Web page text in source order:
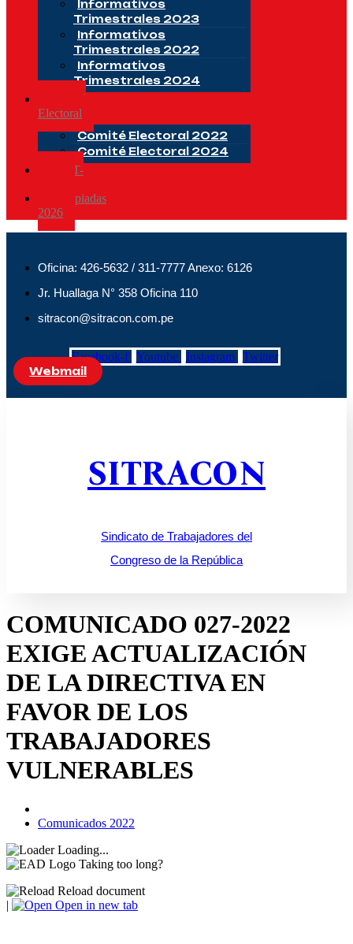
Informativos
Trimestrales 2023
Informativos
Trimestrales 2022
Informativos
Trimestrales 2024
Comité
Electoral
Comité Electoral 2022
Comité Electoral 2024
CSST-
Olimpiadas
2026
Oficina: 426-5632 / 311-7777 Anexo: 6126
Jr. Huallaga N° 358 Oficina 110
sitracon@sitracon.com.pe
Facebook-f Youtube Instagram Twitter
Webmail
SITRACON
Sindicato de Trabajadores del
Congreso de la República
COMUNICADO 027-2022
EXIGE ACTUALIZACIÓN
DE LA DIRECTIVA EN
FAVOR DE LOS
TRABAJADORES
VULNERABLES
Comunicados 2022
Loading...
Taking too long?
Reload document
|
Open in new tab